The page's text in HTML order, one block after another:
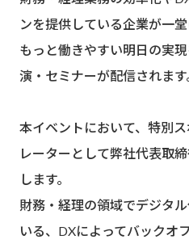
ンを提供している企業が一
もっと働きやすい明日の実
演・セミナーが配信されます
本イベントにおいて、特別
レーターとして弊社代表取
します。
財務・経理の領域でデジタ
いる、DXによってバックオ